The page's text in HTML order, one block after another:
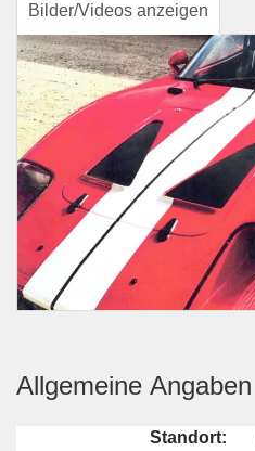
Bilder/Videos anzeigen
Allgemeine Angaben
Standort: